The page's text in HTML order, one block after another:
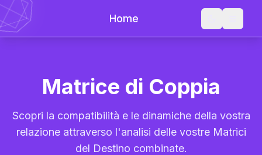
Home
Matrice di Coppia
Scopri la compatibilità e le dinamiche della vostra
relazione attraverso l'analisi delle vostre Matrici
del Destino combinate.